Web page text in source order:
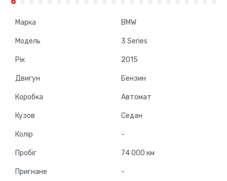
Марка BMW
Модель 3 Series
Рік 2015
Двигун Бензин
Коробка Автомат
Кузов Седан
Колір -
Пробіг 74 000 км
Пригнане -